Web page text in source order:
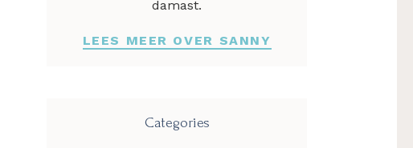
damast.
LEES MEER OVER SANNY
Categories